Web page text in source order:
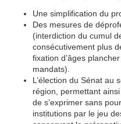
Une simplification du
Des mesures de
(interdiction du cumul
consécutivement plus
fixation d’âges
mandats).
L’élection du Sénat au
région, permettant
de s’exprimer sans
institutions par le jeu